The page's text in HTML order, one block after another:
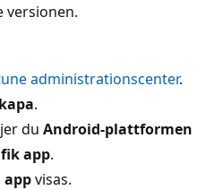
versionen.
administrationscenter.
.
du Android-plattformen
app.
appvisas.